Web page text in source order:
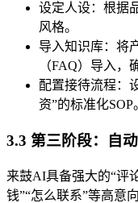
设定人设：根据
风格。
导入知识库：将
（FAQ）导入，
配置接待流程
资”的标准化SOP
3.3 第三阶段：自
来鼓AI具备强大的“评
钱”“怎么联系”等高意